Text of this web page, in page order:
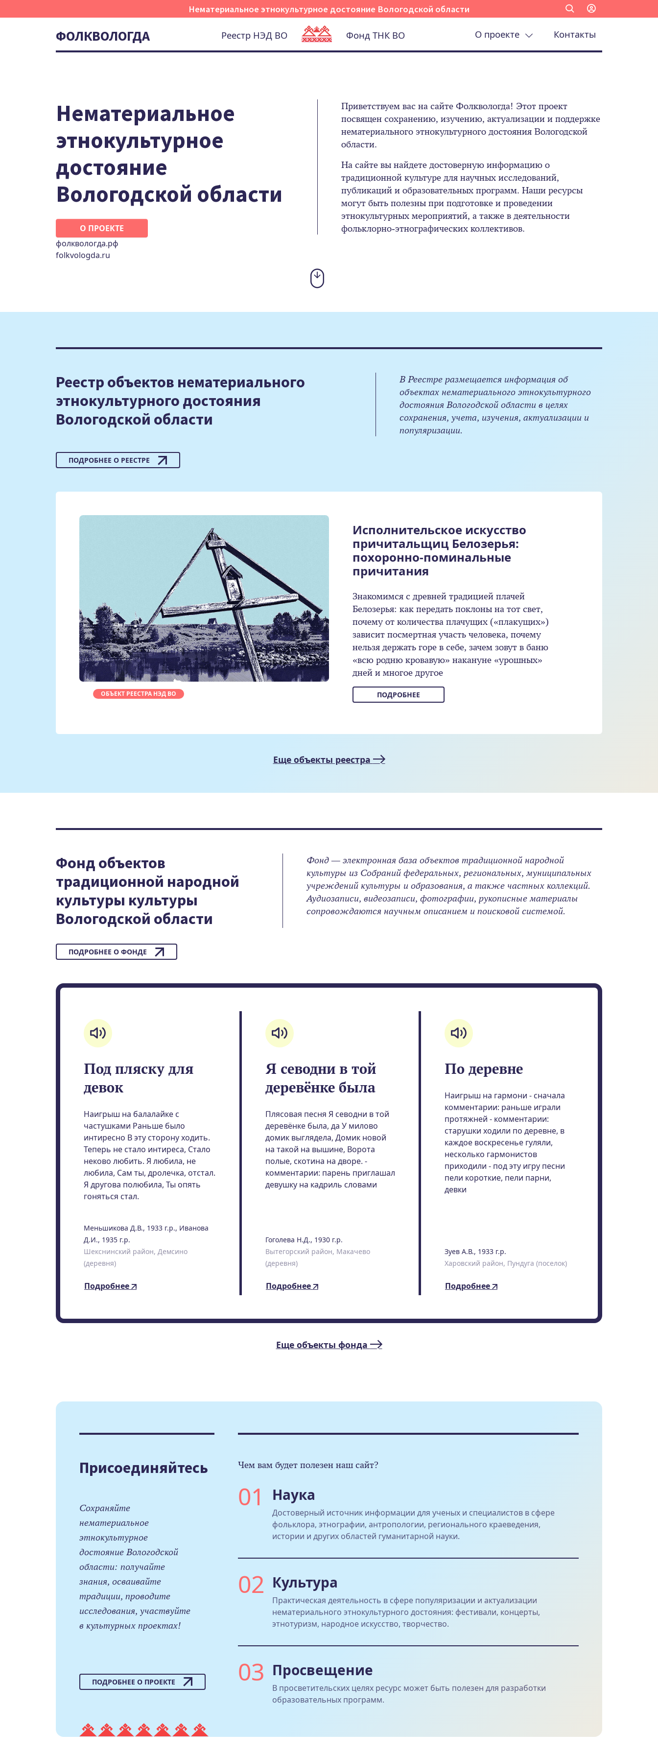
Нематериальное этнокультурное достояние Вологодской области
ФОЛКВОЛОГДА Реестр НЭД ВО Фонд ТНК ВО О проекте Контакты
Нематериальное
этнокультурное
достояние
Вологодской области
О ПРОЕКТЕ
фолквологда.рф
folkvologda.ru
Приветствуем вас на сайте Фолквологда! Этот проект
посвящен сохранению, изучению, актуализации и поддержке
нематериального этнокультурного достояния Вологодской
области.
На сайте вы найдете достоверную информацию о
традиционной культуре для научных исследований,
публикаций и образовательных программ. Наши ресурсы
могут быть полезны при подготовке и проведении
этнокультурных мероприятий, а также в деятельности
фольклорно-этнографических коллективов.
Реестр объектов нематериального
этнокультурного достояния
Вологодской области
В Реестре размещается информация об
объектах нематериального этнокультурного
достояния Вологодской области в целях
сохранения, учета, изучения, актуализации и
популяризации.
ПОДРОБНЕЕ О РЕЕСТРЕ
ОБЪЕКТ РЕЕСТРА НЭД ВО
Исполнительское искусство
причитальщиц Белозерья:
похоронно-поминальные
причитания
Знакомимся с древней традицией плачей
Белозерья: как передать поклоны на тот свет,
почему от количества плачущих («плакущих»)
зависит посмертная участь человека, почему
нельзя держать горе в себе, зачем зовут в баню
«всю родню кровавую» накануне «урошных»
дней и многое другое
ПОДРОБНЕЕ
Еще объекты реестра
Фонд объектов
традиционной народной
культуры культуры
Вологодской области
Фонд — электронная база объектов традиционной народной
культуры из Собраний федеральных, региональных, муниципальных
учреждений культуры и образования, а также частных коллекций.
Аудиозаписи, видеозаписи, фотографии, рукописные материалы
сопровождаются научным описанием и поисковой системой.
ПОДРОБНЕЕ О ФОНДЕ
Под пляску для
девок
Наигрыш на балалайке с
частушками Раньше было
интиресно В эту сторону ходить.
Теперь не стало интиреса, Стало
неково любить. Я любила, не
любила, Сам ты, дролечка, отстал.
Я другова полюбила, Ты опять
гоняться стал.
Меньшикова Д.В., 1933 г.р., Иванова
Д.И., 1935 г.р.
Шекснинский район, Демсино
(деревня)
Подробнее
Я севодни в той
деревёнке была
Плясовая песня Я севодни в той
деревёнке была, да У милово
домик выглядела, Домик новой
на такой на вышине, Ворота
полые, скотина на дворе. -
комментарии: парень приглашал
девушку на кадриль словами
Гоголева Н.Д., 1930 г.р.
Вытегорский район, Макачево
(деревня)
Подробнее
По деревне
Наигрыш на гармони - сначала
комментарии: раньше играли
протяжней - комментарии:
старушки ходили по деревне, в
каждое воскресенье гуляли,
несколько гармонистов
приходили - под эту игру песни
пели короткие, пели парни,
девки
Зуев А.В., 1933 г.р.
Харовский район, Пундуга (поселок)
Подробнее
Еще объекты фонда
Присоединяйтесь
Сохраняйте
нематериальное
этнокультурное
достояние Вологодской
области: получайте
знания, осваивайте
традиции, проводите
исследования, участвуйте
в культурных проектах!
ПОДРОБНЕЕ О ПРОЕКТЕ
Чем вам будет полезен наш сайт?
01 Наука
Достоверный источник информации для ученых и специалистов в сфере
фольклора, этнографии, антропологии, регионального краеведения,
истории и других областей гуманитарной науки.
02 Культура
Практическая деятельность в сфере популяризации и актуализации
нематериального этнокультурного достояния: фестивали, концерты,
этнотуризм, народное искусство, творчество.
03 Просвещение
В просветительских целях ресурс может быть полезен для разработки
образовательных программ.